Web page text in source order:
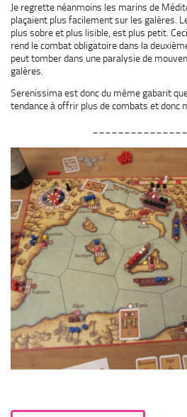
Je regrette néanmoins les marins de
plaçaient plus facilement sur les galères.
plus sobre et plus lisible, est plus petit.
rend le combat obligatoire dans la
peut tomber dans une paralysie de
galères.
Serenissima est donc du même gabarit
tendance à offrir plus de combats et donc